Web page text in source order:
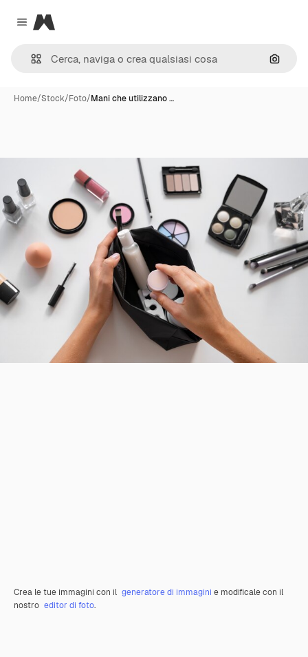
Close menu
Magnific
Cerca
Home/Stock/Foto/Mani che utilizzano …
Crea le tue immagini con il generatore di immagini e modificale con il
nostro editor di foto.